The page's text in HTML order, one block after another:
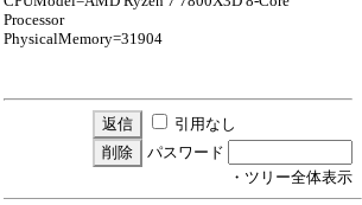
Processor
PhysicalMemory=31904
引用なし
パスワード
・ツリー全体表示